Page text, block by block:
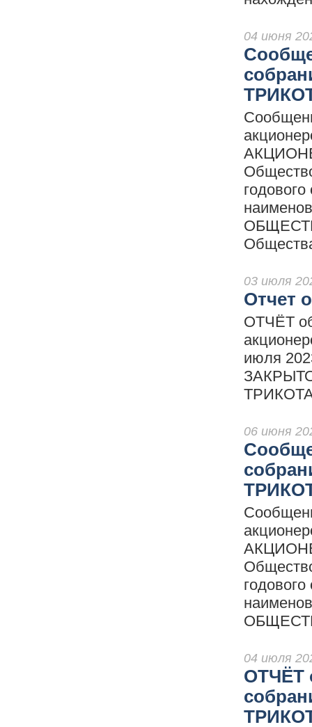
04 июня
03 июля
Отчет
ОТЧЁТ
июля
06 июня
04 июля
ОТЧЁТ